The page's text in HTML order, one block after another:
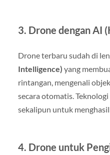
3. Drone dengan AI
Drone terbaru sudah di
Intelligence) yang
rintangan, mengenali
secara otomatis.
sekalipun untuk
4. Drone untuk